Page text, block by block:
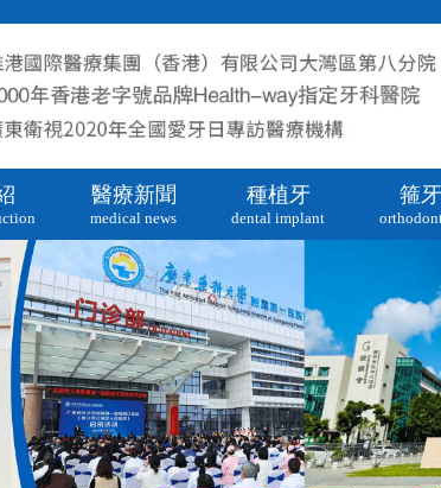
醫療新聞
medical news
種植牙
dental implant
箍牙